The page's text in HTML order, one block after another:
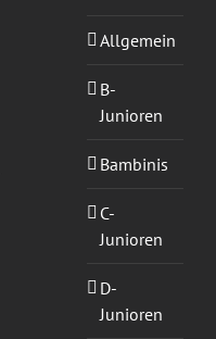
Allgemein
B-
Junioren
Bambinis
C-
Junioren
D-
Junioren